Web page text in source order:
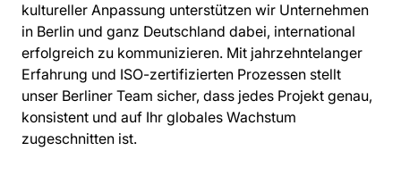
kultureller Anpassung unterstützen wir Unternehmen
in Berlin und ganz Deutschland dabei, international
erfolgreich zu kommunizieren. Mit jahrzehntelanger
Erfahrung und ISO-zertifizierten Prozessen stellt
unser Berliner Team sicher, dass jedes Projekt genau,
konsistent und auf Ihr globales Wachstum
zugeschnitten ist.